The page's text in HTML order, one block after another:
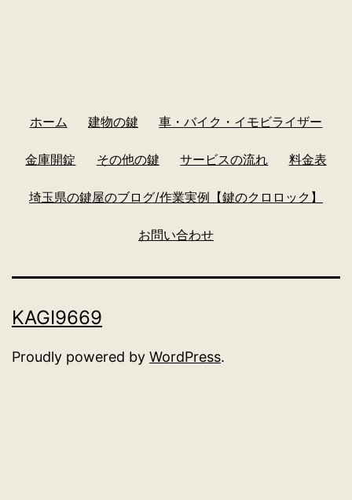
ホーム 建物の鍵 車・バイク・イモビライザー
金庫開錠 その他の鍵 サービスの流れ 料金表
埼玉県の鍵屋のブログ/作業実例【鍵のクロロック】
お問い合わせ
KAGI9669
Proudly powered by WordPress.